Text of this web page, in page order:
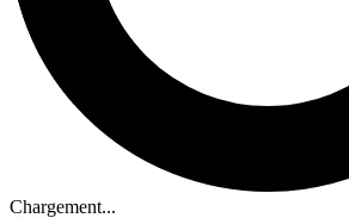
Chargement...